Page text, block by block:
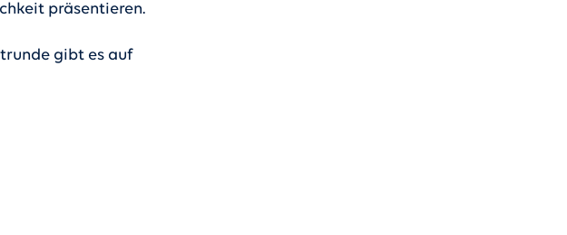
präsentieren.
gibt es auf